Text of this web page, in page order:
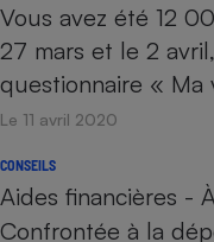
Vous avez été 12
27 mars et le 2
questionnaire « Ma
Le 11 avril 2020
CONSEILS
Aides financières -
Confrontée à la